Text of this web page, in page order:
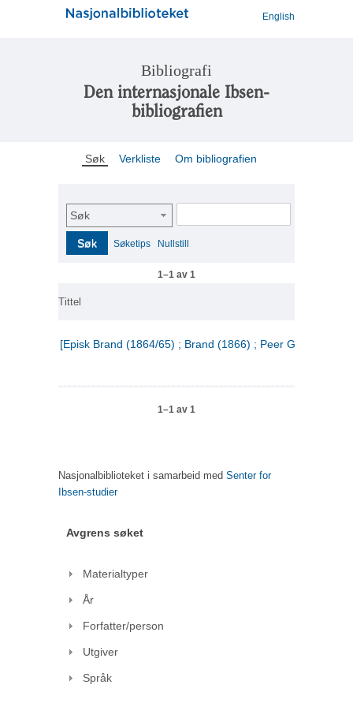
English
Bibliografi
Den internasjonale Ibsen-
bibliografien
Søk Verkliste Om bibliografien
Søk
Søk Søketips Nullstill
1–1 av 1
Tittel
[Episk Brand (1864/65) ; Brand (1866) ; Peer Gynt (1867)]
1–1 av 1
Nasjonalbiblioteket i samarbeid med Senter for
Ibsen-studier
Avgrens søket
Materialtyper
År
Forfatter/person
Utgiver
Språk